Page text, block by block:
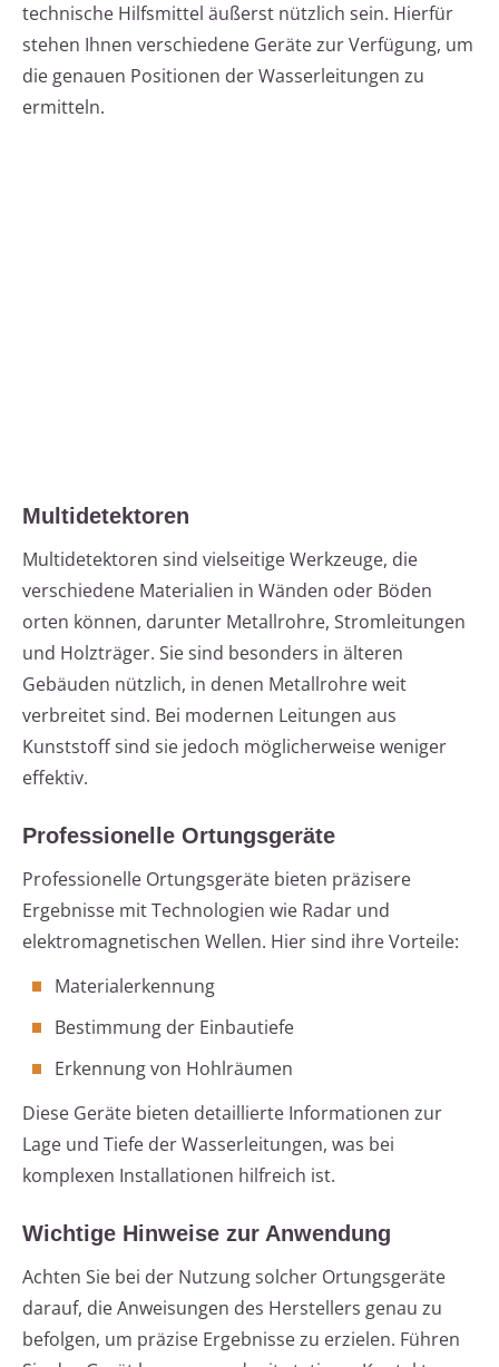
technische Hilfsmittel äußerst nützlich sein. Hierfür
stehen Ihnen verschiedene Geräte zur Verfügung, um
die genauen Positionen der Wasserleitungen zu
ermitteln.
Multidetektoren
Multidetektoren sind vielseitige Werkzeuge, die
verschiedene Materialien in Wänden oder Böden
orten können, darunter Metallrohre, Stromleitungen
und Holzträger. Sie sind besonders in älteren
Gebäuden nützlich, in denen Metallrohre weit
verbreitet sind. Bei modernen Leitungen aus
Kunststoff sind sie jedoch möglicherweise weniger
effektiv.
Professionelle Ortungsgeräte
Professionelle Ortungsgeräte bieten präzisere
Ergebnisse mit Technologien wie Radar und
elektromagnetischen Wellen. Hier sind ihre Vorteile:
Materialerkennung
Bestimmung der Einbautiefe
Erkennung von Hohlräumen
Diese Geräte bieten detaillierte Informationen zur
Lage und Tiefe der Wasserleitungen, was bei
komplexen Installationen hilfreich ist.
Wichtige Hinweise zur Anwendung
Achten Sie bei der Nutzung solcher Ortungsgeräte
darauf, die Anweisungen des Herstellers genau zu
befolgen, um präzise Ergebnisse zu erzielen. Führen